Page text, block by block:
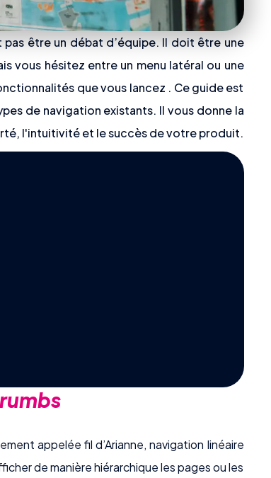
être un débat d’équipe. Il doit être une
vous hésitez entre un menu latéral ou une
que vous lancez . Ce guide est
de navigation existants. Il vous donne la
l'intuitivité et le succès de votre produit.
appelée fil d’Arianne, navigation linéaire
de manière hiérarchique les pages ou les